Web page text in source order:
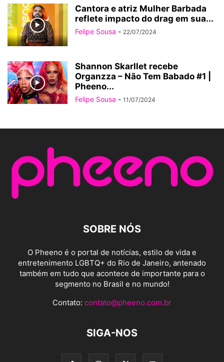
Cantora e atriz Mulher Barbada
reflete impacto do drag em sua...
Felipe Sousa - 22/07/2024
Shannon Skarllet recebe
Organzza – Não Tem Babado #1 |
Pheeno...
Felipe Sousa - 11/07/2024
SOBRE NÓS
O Pheeno é o portal de notícias, estilo de vida e
entretenimento LGBTQ+ do Rio de Janeiro, antenado
também em tudo que acontece de importante para o
segmento no Brasil e no mundo!
Contato: contato@pheeno.com.br
SIGA-NOS